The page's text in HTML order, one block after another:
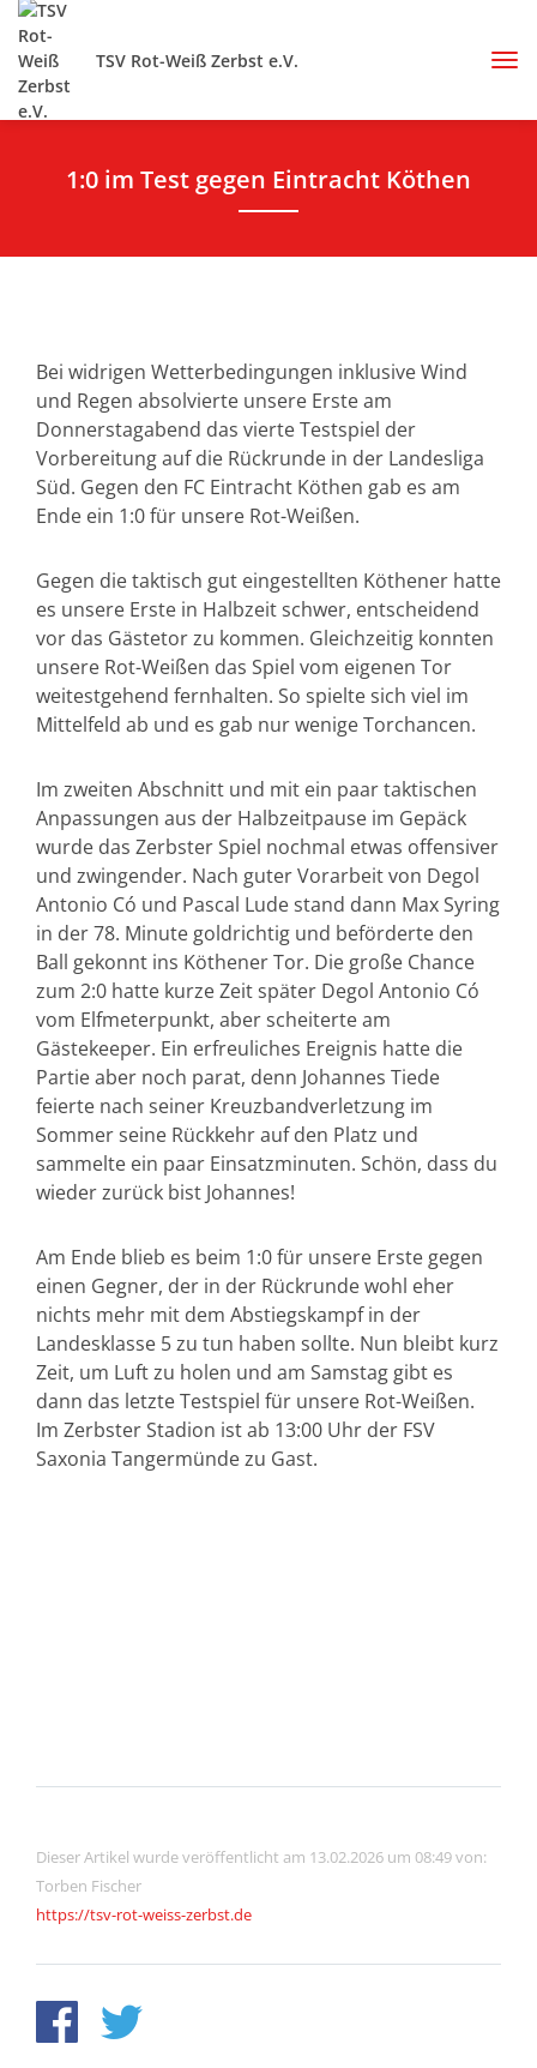
TSV Rot-Weiß Zerbst e.V.
1:0 im Test gegen Eintracht Köthen
Bei widrigen Wetterbedingungen inklusive Wind
und Regen absolvierte unsere Erste am
Donnerstagabend das vierte Testspiel der
Vorbereitung auf die Rückrunde in der Landesliga
Süd. Gegen den FC Eintracht Köthen gab es am
Ende ein 1:0 für unsere Rot-Weißen.
Gegen die taktisch gut eingestellten Köthener hatte
es unsere Erste in Halbzeit schwer, entscheidend
vor das Gästetor zu kommen. Gleichzeitig konnten
unsere Rot-Weißen das Spiel vom eigenen Tor
weitestgehend fernhalten. So spielte sich viel im
Mittelfeld ab und es gab nur wenige Torchancen.
Im zweiten Abschnitt und mit ein paar taktischen
Anpassungen aus der Halbzeitpause im Gepäck
wurde das Zerbster Spiel nochmal etwas offensiver
und zwingender. Nach guter Vorarbeit von Degol
Antonio Có und Pascal Lude stand dann Max Syring
in der 78. Minute goldrichtig und beförderte den
Ball gekonnt ins Köthener Tor. Die große Chance
zum 2:0 hatte kurze Zeit später Degol Antonio Có
vom Elfmeterpunkt, aber scheiterte am
Gästekeeper. Ein erfreuliches Ereignis hatte die
Partie aber noch parat, denn Johannes Tiede
feierte nach seiner Kreuzbandverletzung im
Sommer seine Rückkehr auf den Platz und
sammelte ein paar Einsatzminuten. Schön, dass du
wieder zurück bist Johannes!
Am Ende blieb es beim 1:0 für unsere Erste gegen
einen Gegner, der in der Rückrunde wohl eher
nichts mehr mit dem Abstiegskampf in der
Landesklasse 5 zu tun haben sollte. Nun bleibt kurz
Zeit, um Luft zu holen und am Samstag gibt es
dann das letzte Testspiel für unsere Rot-Weißen.
Im Zerbster Stadion ist ab 13:00 Uhr der FSV
Saxonia Tangermünde zu Gast.
Dieser Artikel wurde veröffentlicht am 13.02.2026 um 08:49 von:
Torben Fischer
https://tsv-rot-weiss-zerbst.de